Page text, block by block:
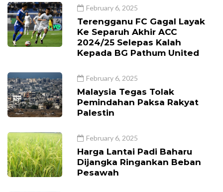
February 6, 2025
Terengganu FC Gagal Layak
Ke Separuh Akhir ACC
2024/25 Selepas Kalah
Kepada BG Pathum United
February 6, 2025
Malaysia Tegas Tolak
Pemindahan Paksa Rakyat
Palestin
February 6, 2025
Harga Lantai Padi Baharu
Dijangka Ringankan Beban
Pesawah